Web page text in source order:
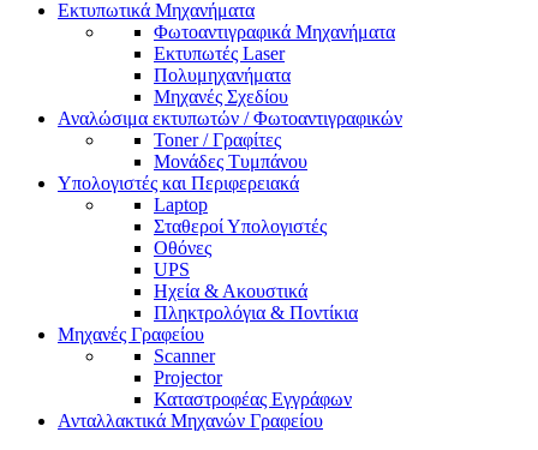
Εκτυπωτικά Μηχανήματα
Φωτοαντιγραφικά Μηχανήματα
Εκτυπωτές Laser
Πολυμηχανήματα
Μηχανές Σχεδίου
Αναλώσιμα εκτυπωτών / Φωτοαντιγραφικών
Toner / Γραφίτες
Μονάδες Τυμπάνου
Υπολογιστές και Περιφερειακά
Laptop
Σταθεροί Υπολογιστές
Οθόνες
UPS
Ηχεία & Ακουστικά
Πληκτρολόγια & Ποντίκια
Μηχανές Γραφείου
Scanner
Projector
Καταστροφέας Εγγράφων
Ανταλλακτικά Μηχανών Γραφείου